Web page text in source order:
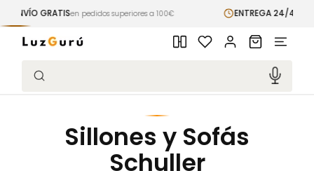
directamente
al contenido
GRATISen pedidos superiores a 100€ ENTREGA 24/48Hexpress en
Búsqueda
Iniciar
sesión
Carrito
Sillones y Sofás
Schuller